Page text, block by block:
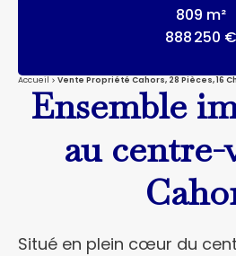
809 m²
888 250 €
Accueil Vente Propriété Cahors, 28 Pièces, 16
Ensemble
au
Situé en plein cœur du